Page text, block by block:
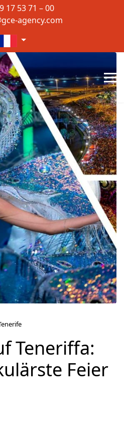
17 53 71 – 00
agency.com
votre langue
Teneriffa:
Feier